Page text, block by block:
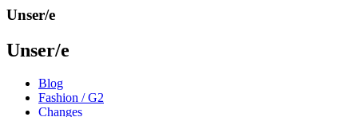
Unser/e
Unser/e
Blog
Fashion / G2
Changes